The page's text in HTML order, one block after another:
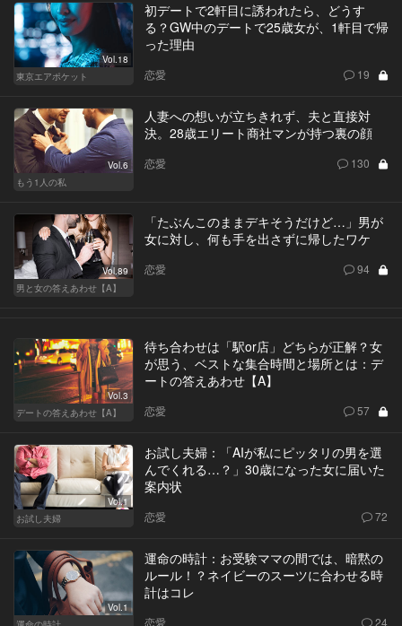
Vol.18
東京エアポケット
初デートで2軒目に誘われたら、どうす
る？GW中のデートで25歳女が、1軒目で帰
った理由
恋愛 19
Vol.6
もう1人の私
人妻への想いが立ちきれず、夫と直接対
決。28歳エリート商社マンが持つ裏の顔
恋愛 130
Vol.89
男と女の答えあわせ【A】
「たぶんこのままデキそうだけど…」男が
女に対し、何も手を出さずに帰したワケ
恋愛 94
Vol.3
デートの答えあわせ【A】
待ち合わせは「駅or店」どちらが正解？女
が思う、ベストな集合時間と場所とは：デ
ートの答えあわせ【A】
恋愛 57
Vol.1
お試し夫婦
お試し夫婦：「AIが私にピッタリの男を選
んでくれる…？」30歳になった女に届いた
案内状
恋愛 72
Vol.1
運命の時計：お受験ママの間では、暗黙の
ルール！？ネイビーのスーツに合わせる時
計はコレ
恋愛 24